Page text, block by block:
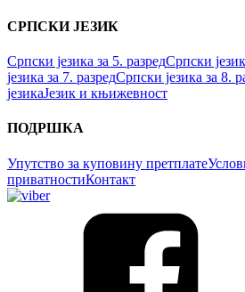
СРПСКИ ЈЕЗИК
Српски језика за 5. разредСрпски
језика за 7. разредСрпски језика за 8.
језикаЈезик и књижевност
ПОДРШКА
Упутство за куповину претплате
приватностиКонтакт